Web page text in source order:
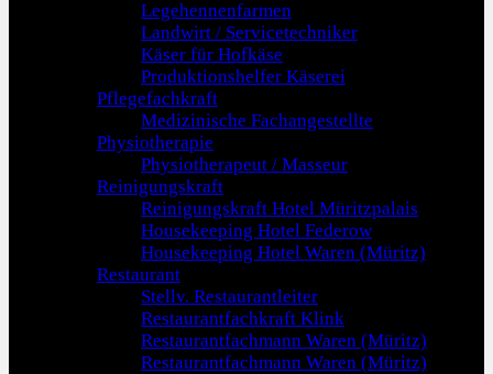
Legehennenfarmen
Landwirt / Servicetechniker
Käser für Hofkäse
Produktionshelfer Käserei
Pflegefachkraft
Medizinische Fachangestellte
Physiotherapie
Physiotherapeut / Masseur
Reinigungskraft
Reinigungskraft Hotel Müritzpalais
Housekeeping Hotel Federow
Housekeeping Hotel Waren (Müritz)
Restaurant
Stellv. Restaurantleiter
Restaurantfachkraft Klink
Restaurantfachmann Waren (Müritz)
Restaurantfachmann Waren (Müritz)